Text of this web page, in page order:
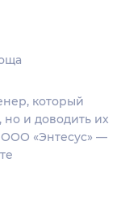
который
и доводить их
ООО «Энтесус» —